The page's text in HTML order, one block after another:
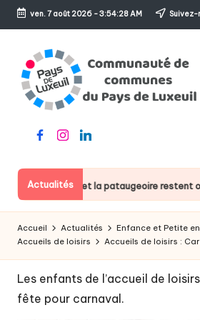
Skip
content
ven. 7 août 2026-3:54:28 AM Suivez-
m
m
u
n
a
u
sens
l'accueil
FacebookInstagramLinkedin
Actualités
bassin ludique et la pataugeoire restent
Accueil Actualités
Enfance et Petite
Accueils de loisirs
Accueils de loisirs :
Les enfants de l’accueil de
fête pour carnaval.